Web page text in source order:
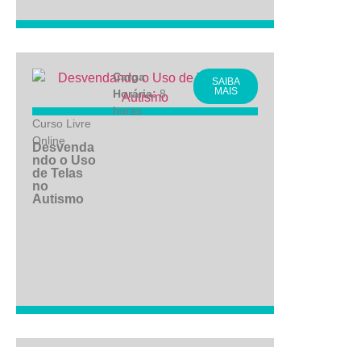
Curso Livre
Online
Desvenda
ndo o Uso
de Telas
no
Autismo
Carga
Horária:8
horas
SAIBA
MAIS